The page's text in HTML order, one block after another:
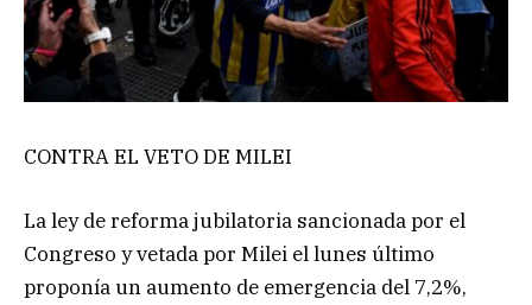
CONTRA EL VETO DE MILEI
La ley de reforma jubilatoria sancionada por el
Congreso y vetada por Milei el lunes último
proponía un aumento de emergencia del 7,2%,